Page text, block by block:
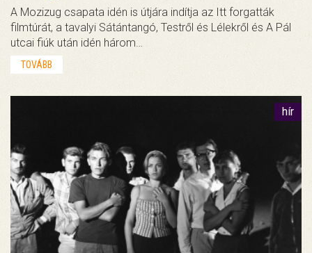
A Mozizug csapata idén is útjára indítja az Itt forgatták
filmtúrát, a tavalyi Sátántangó, Testről és Lélekről és A Pál
utcai fiúk után idén három…
TOVÁBB
hír